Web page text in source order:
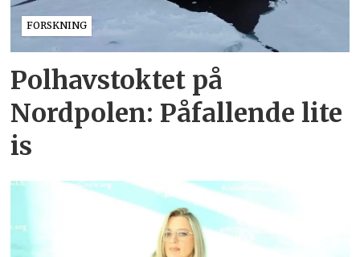
FORSKNING
Polhavstoktet på
Nordpolen: Påfallende lite
is